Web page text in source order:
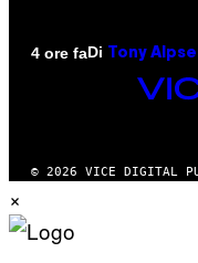
4 ore faDi Tony
VICE
© 2026 VICE DIGITAL
×